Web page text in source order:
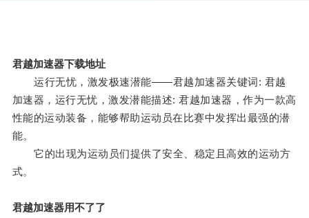
君越加速器下载地址
运行无忧，激发极速潜能——君越加速器关键词: 君越
加速器，运行无忧，激发潜能描述: 君越加速器，作为一款高
性能的运动装备，能够帮助运动员在比赛中发挥出最强的潜
能。
它的出现为运动员们提供了安全、稳定且高效的运动方
式。
君越加速器用不了了